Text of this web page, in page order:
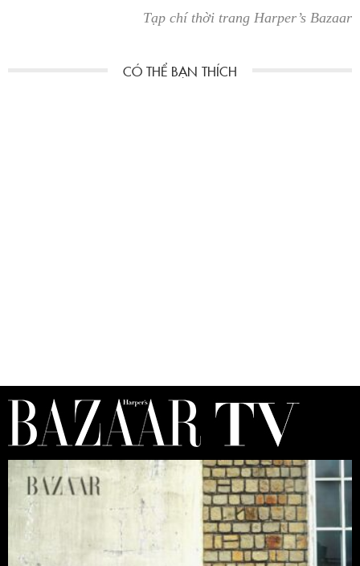
Tạp chí thời trang Harper’s Bazaar